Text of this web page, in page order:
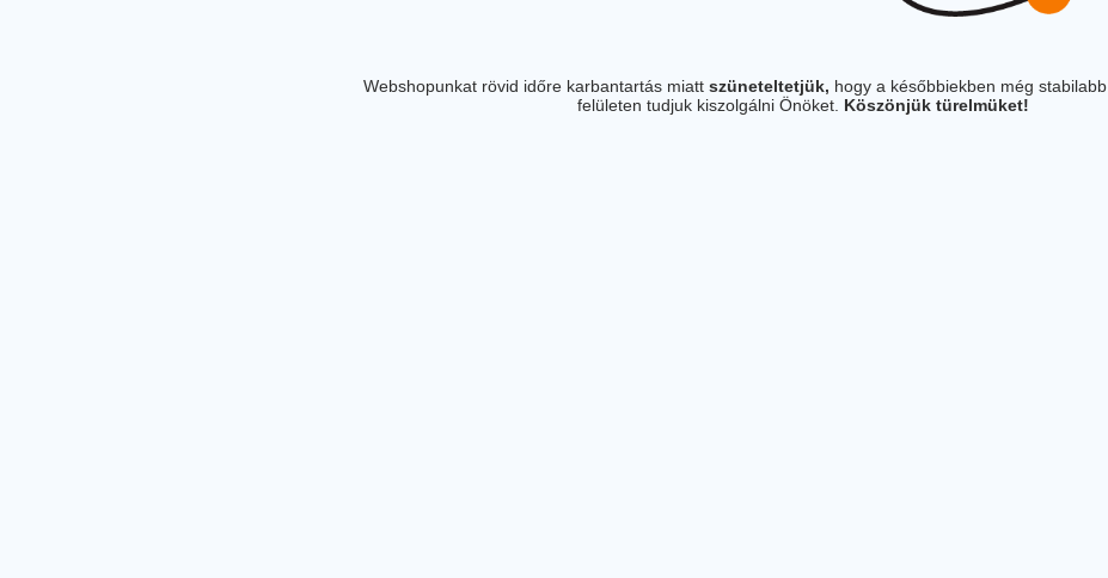
Webshopunkat rövid időre karbantartás miatt szüneteltetjük, hogy a későbbiekben még
felületen tudjuk kiszolgálni Önöket. Köszönjük türelmüket!